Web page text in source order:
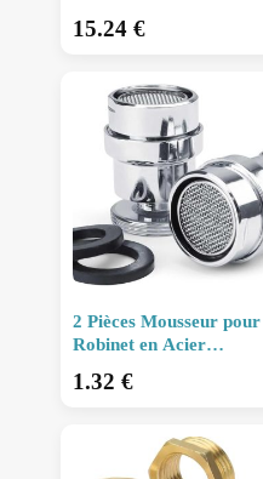
Pression et Économie
15.24 €
2 Pièces Mousseur pour
Robinet en Acier
360°, Économiseur d’eau
1.32 €